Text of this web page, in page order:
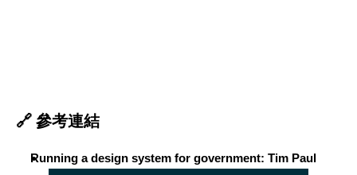
🔗 參考連結
Running a design system for government: Tim Paul